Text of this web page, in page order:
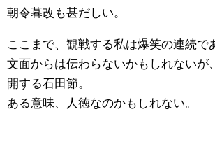
朝令暮改も甚だしい。
ここまで、観戦する私は爆笑の連続で
文面からは伝わらないかもしれないが
開する石田節。
ある意味、人徳なのかもしれない。